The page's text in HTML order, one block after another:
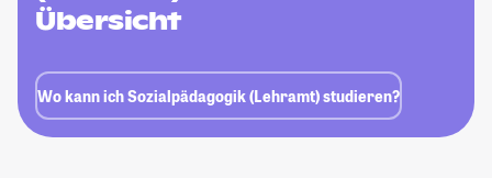
Übersicht
Wo kann ich Sozialpädagogik (Lehramt) studieren?